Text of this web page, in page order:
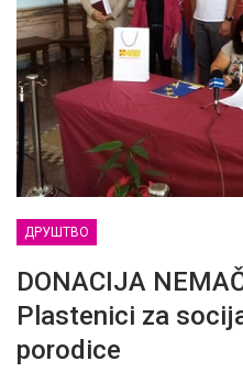
ДРУШТВО
DONACIJA
Plastenici za
porodice